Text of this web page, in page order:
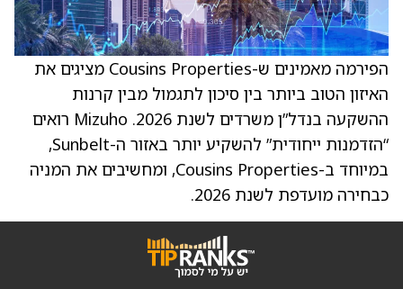
הפירמה מאמינים ש-Cousins Properties מציגים את
האיזון הטוב ביותר בין סיכון לתגמול מבין קרנות
ההשקעה בנדל”ן משרדים לשנת 2026. Mizuho רואים
“הזדמנות ייחודית” להשקיע יותר באזור ה-Sunbelt,
במיוחד ב-Cousins Properties, ומחשיבים את המניה
כבחירה מועדפת לשנת 2026.